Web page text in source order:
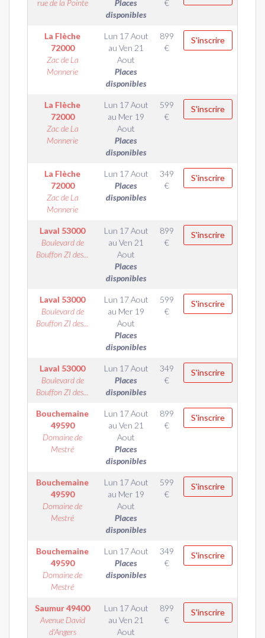
rue de la Pointe
Places
disponibles
€
La Flèche
72000
Zac de La
Monnerie
Lun 17 Aout
au Ven 21
Aout
Places
disponibles
899
€
S'inscrire
La Flèche
72000
Zac de La
Monnerie
Lun 17 Aout
au Mer 19
Aout
Places
disponibles
599
€
S'inscrire
La Flèche
72000
Zac de La
Monnerie
Lun 17 Aout
Places
disponibles
349
€
S'inscrire
Laval 53000
Boulevard de
Bouffon ZI des...
Lun 17 Aout
au Ven 21
Aout
Places
disponibles
899
€
S'inscrire
Laval 53000
Boulevard de
Bouffon ZI des...
Lun 17 Aout
au Mer 19
Aout
Places
disponibles
599
€
S'inscrire
Laval 53000
Boulevard de
Bouffon ZI des...
Lun 17 Aout
Places
disponibles
349
€
S'inscrire
Bouchemaine
49590
Domaine de
Mestré
Lun 17 Aout
au Ven 21
Aout
Places
disponibles
899
€
S'inscrire
Bouchemaine
49590
Domaine de
Mestré
Lun 17 Aout
au Mer 19
Aout
Places
disponibles
599
€
S'inscrire
Bouchemaine
49590
Domaine de
Mestré
Lun 17 Aout
Places
disponibles
349
€
S'inscrire
Saumur49400
Avenue David
d'Angers
Lun 17 Aout
au Ven 21
Aout
899
€
S'inscrire